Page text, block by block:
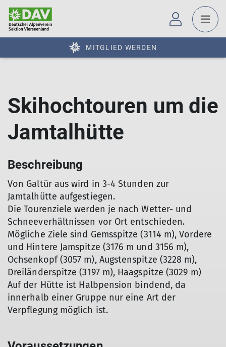
MITGLIED WERDEN
Skihochtouren um die
Jamtalhütte
Beschreibung
Von Galtür aus wird in 3-4 Stunden zur
Jamtalhütte aufgestiegen.
Die Tourenziele werden je nach Wetter- und
Schneeverhältnissen vor Ort entschieden.
Mögliche Ziele sind Gemsspitze (3114 m), Vordere
und Hintere Jamspitze (3176 m und 3156 m),
Ochsenkopf (3057 m), Augstenspitze (3228 m),
Dreiländerspitze (3197 m), Haagspitze (3029 m)
Auf der Hütte ist Halbpension bindend, da
innerhalb einer Gruppe nur eine Art der
Verpflegung möglich ist.